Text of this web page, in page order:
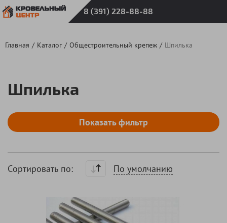
8 (391) 228-88-88
Главная Каталог Общестроительный крепеж Шпилька
Шпилька
Cортировать по: По умолчанию